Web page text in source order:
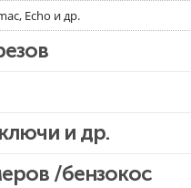
Echo и др.
и др.
/бензокос